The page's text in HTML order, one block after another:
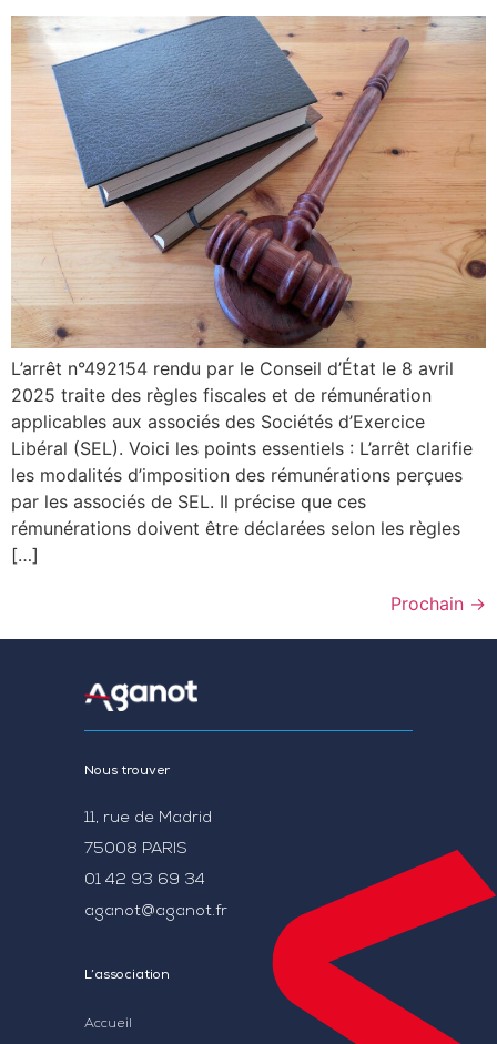
L’arrêt n°492154 rendu par le Conseil d’État le 8 avril
2025 traite des règles fiscales et de rémunération
applicables aux associés des Sociétés d’Exercice
Libéral (SEL). Voici les points essentiels : L’arrêt clarifie
les modalités d’imposition des rémunérations perçues
par les associés de SEL. Il précise que ces
rémunérations doivent être déclarées selon les règles
[…]
Prochain →
Nous trouver
11, rue de Madrid
75008 PARIS
01 42 93 69 34
aganot@aganot.fr
L’association
Accueil